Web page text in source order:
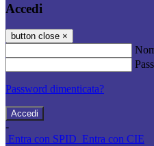
Accedi
button close ×
Password dimenticata?
-
Entra con SPID Entra con CIE